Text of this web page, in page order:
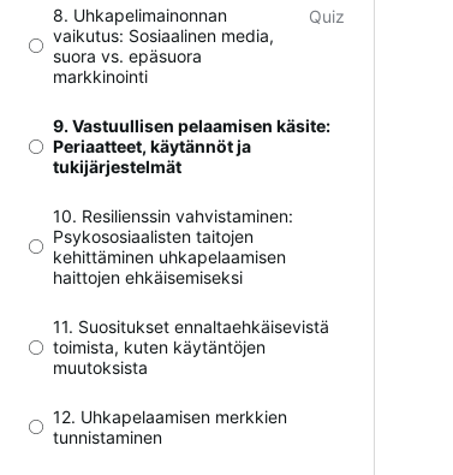
8. Uhkapelimainonnan
vaikutus: Sosiaalinen media,
suora vs. epäsuora
markkinointi
Quiz
9. Vastuullisen pelaamisen käsite:
Periaatteet, käytännöt ja
tukijärjestelmät
10. Resilienssin vahvistaminen:
Psykososiaalisten taitojen
kehittäminen uhkapelaamisen
haittojen ehkäisemiseksi
11. Suositukset ennaltaehkäisevistä
toimista, kuten käytäntöjen
muutoksista
12. Uhkapelaamisen merkkien
tunnistaminen